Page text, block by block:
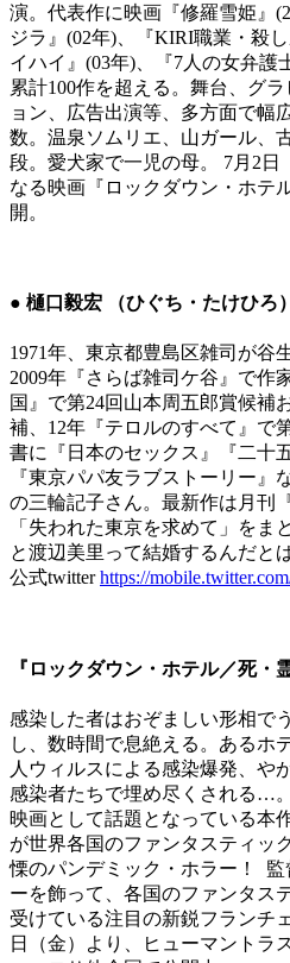
演。代表作に映画『修羅雪姫』
ジラ』(02年)、『KIRI職業・殺
イハイ』(03年)、『7人の女弁護
累計100作を超える。舞台、グ
ョン、広告出演等、多方面で幅
数。温泉ソムリエ、山ガール、
段。愛犬家で一児の母。 7月2日
なる映画『ロックダウン・ホテ
開。
● 樋口毅宏 （ひぐち・たけひろ）
1971年、東京都豊島区雑司が谷
2009年『さらば雑司ケ谷』で作
国』で第24回山本周五郎賞候補
補、12年『テロルのすべて』で
書に『日本のセックス』『二十
『東京パパ友ラブストーリー』
の三輪記子さん。最新作は月刊
「失われた東京を求めて」をま
と渡辺美里って結婚するんだと
公式twitterhttps://
『ロックダウン・ホテル／死・
感染した者はおぞましい形相で
し、数時間で息絶える。あるホ
人ウィルスによる感染爆発、や
感染者たちで埋め尽くされる…
映画として話題となっている本
が世界各国のファンタスティッ
慄のパンデミック・ホラー！ 監
ーを飾って、各国のファンタス
受けている注目の新鋭フランチ
日（金）より、ヒューマントラ